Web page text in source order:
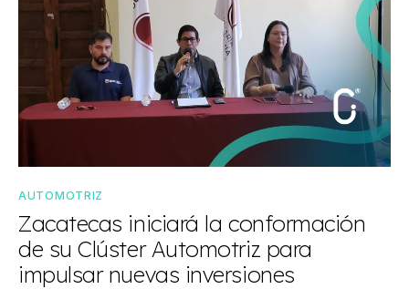
AUTOMOTRIZ
Zacatecas iniciará la conformación
de su Clúster Automotriz para
impulsar nuevas inversiones